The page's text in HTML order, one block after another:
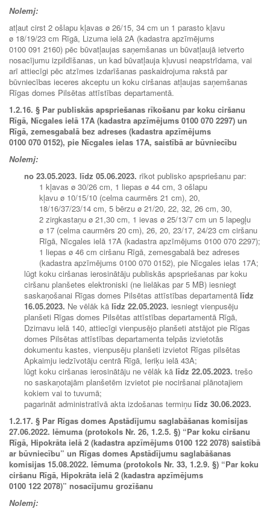
Nolemj:
atļaut cirst 2 ošlapu kļavas ø 26/15, 34 cm un 1 parasto kļavu
ø 18/19/23 cm Rīgā, Lizuma ielā 2A (kadastra apzīmējums
0100 091 2160) pēc būvatļaujas saņemšanas un būvatļaujā ietverto
nosacījumu izpildīšanas, un kad būvatļauja kļuvusi neapstrīdama, vai
arī attiecīgi pēc atzīmes izdarīšanas paskaidrojuma rakstā par
būvniecības ieceres akceptu un koku ciršanas atļaujas saņemšanas
Rīgas domes Pilsētas attīstības departamentā.
1.2.16. § Par publiskās apspriešanas rīkošanu par koku ciršanu
Rīgā, Nīcgales ielā 17A (kadastra apzīmējums 0100 070 2297) un
Rīgā, zemesgabalā bez adreses (kadastra apzīmējums
0100 070 0152), pie Nīcgales ielas 17A, saistībā ar būvniecību
Nolemj:
no 23.05.2023. līdz 05.06.2023. rīkot publisko apspriešanu par:
1 kļavas ø 30/26 cm, 1 liepas ø 44 cm, 3 ošlapu
kļavu ø 10/15/10 (celma caurmērs 21 cm), 20,
18/16/37/23/14 cm, 5 bērzu ø 21/20, 22, 32, 26 cm, 30,
2 zirgkastaņu ø 21,30 cm, 1 ievas ø 25/13/7 cm un 5 lapegļu
ø 17 (celma caurmērs 20 cm), 26, 20, 23/17, 24/23 cm ciršanu
Rīgā, Nīcgales ielā 17A (kadastra apzīmējums 0100 070 2297);
1 liepas ø 46 cm ciršanu Rīgā, zemesgabalā bez adreses
(kadastra apzīmējums 0100 070 0152), pie Nīcgales ielas 17A;
lūgt koku ciršanas ierosinātāju publiskās apspriešanas par koku
ciršanu planšetes elektroniski (ne lielākas par 5 MB) iesniegt
saskaņošanai Rīgas domes Pilsētas attīstības departamentā līdz
16.05.2023. Ne vēlāk kā līdz 22.05.2023. iesniegt vienpusēju
planšeti Rīgas domes Pilsētas attīstības departamentā Rīgā,
Dzirnavu ielā 140, attiecīgi vienpusējo planšeti atstājot pie Rīgas
domes Pilsētas attīstības departamenta telpās izvietotās
dokumentu kastes, vienpusēju planšeti izvietot Rīgas pilsētas
Apkaimju iedzīvotāju centrā Rīgā, Ieriķu ielā 43A;
lūgt koku ciršanas ierosinātāju ne vēlāk kā līdz 22.05.2023. trešo
no saskaņotajām planšetēm izvietot pie nociršanai plānotajiem
kokiem vai to tuvumā;
pagarināt administratīvā akta izdošanas termiņu līdz 30.06.2023.
1.2.17. § Par Rīgas domes Apstādījumu saglabāšanas komisijas
27.06.2022. lēmuma (protokols Nr. 26, 1.2.5. §) “Par koku ciršanu
Rīgā, Hipokrāta ielā 2 (kadastra apzīmējums 0100 122 2078) saistībā
ar būvniecību” un Rīgas domes Apstādījumu saglabāšanas
komisijas 15.08.2022. lēmuma (protokols Nr. 33, 1.2.9. §) “Par koku
ciršanu Rīgā, Hipokrāta ielā 2 (kadastra apzīmējums
0100 122 2078)” nosacījumu grozīšanu
Nolemj: